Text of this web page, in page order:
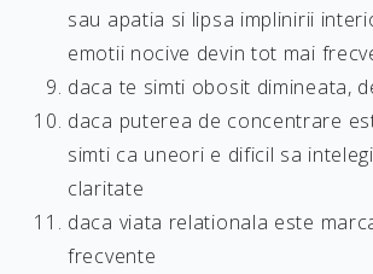
sau apatia si lipsa implinirii
emotii nocive devin tot mai
daca te simti obosit dimineata,
daca puterea de concentrare
simti ca uneori e dificil sa
claritate
daca viata relationala este
frecvente